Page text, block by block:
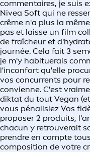
commentaires, je suis
Nivea Soft qui ne
crême n'a plus la
pas et laisse un film
de fraîcheur et
journée. Cela fait 3
je m'y habituerais
l'inconfort qu'elle
vos concurrents pour
convienne. C'est
diktat du tout Vegan
vous pénalisiez Vos
proposer 2 produits,
chacun y retrouverait
prendre en compte
composition de votre